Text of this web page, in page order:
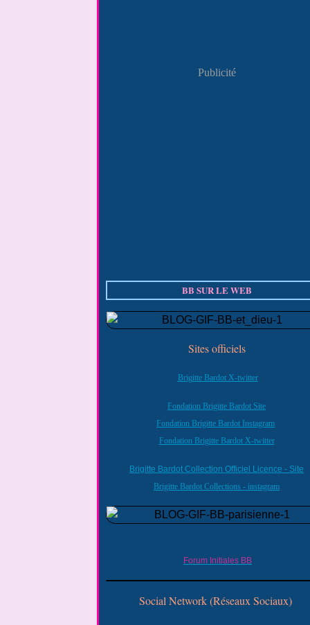
Publicité
BB SUR LE WEB
Sites officiels
Brigitte Bardot X-twitter
Fondation Brigitte Bardot Site
Fondation Brigitte Bardot Instagram
Fondation Brigitte Bardot X-twitter
Brigitte Bardot Collection Officiel Licence - Site
Brigitte Bardot Collections - instagram
Forum Initiales BB
Social Network (Réseaux Sociaux)